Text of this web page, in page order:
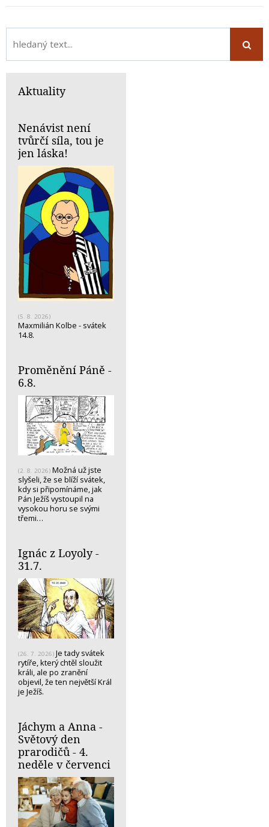
Aktuality
Nenávist není
tvůrčí síla, tou je
jen láska!
(5. 8. 2026)
Maxmilián Kolbe - svátek
14.8.
Proměnění Páně -
6.8.
(2. 8. 2026) Možná už jste
slyšeli, že se blíží svátek,
kdy si připomínáme, jak
Pán Ježíš vystoupil na
vysokou horu se svými
třemi…
Ignác z Loyoly -
31.7.
(26. 7. 2026) Je tady svátek
rytíře, který chtěl sloužit
králi, ale po zranění
objevil, že ten největší Král
je Ježíš.
Jáchym a Anna -
Světový den
prarodičů - 4.
neděle v červenci